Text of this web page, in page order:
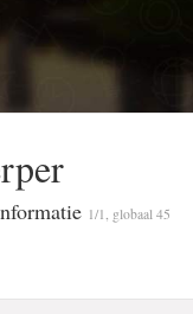
1/1, globaal 45